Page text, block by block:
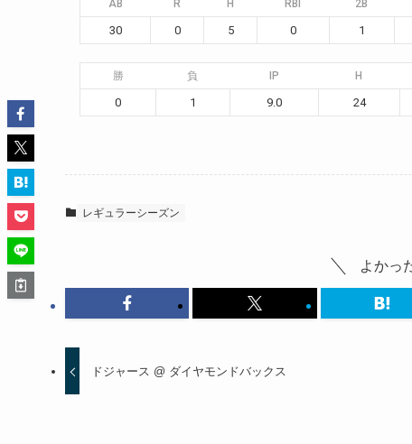
AB R H RBI 2B
30 0 5 0 1
勝 負 IP H
0 1 9.0 24
レギュラーシーズン
よかっ
ドジャース @ ダイヤモンドバックス